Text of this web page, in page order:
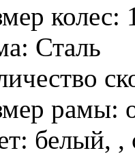
колес:
Сталь
рамы:
белый, ,